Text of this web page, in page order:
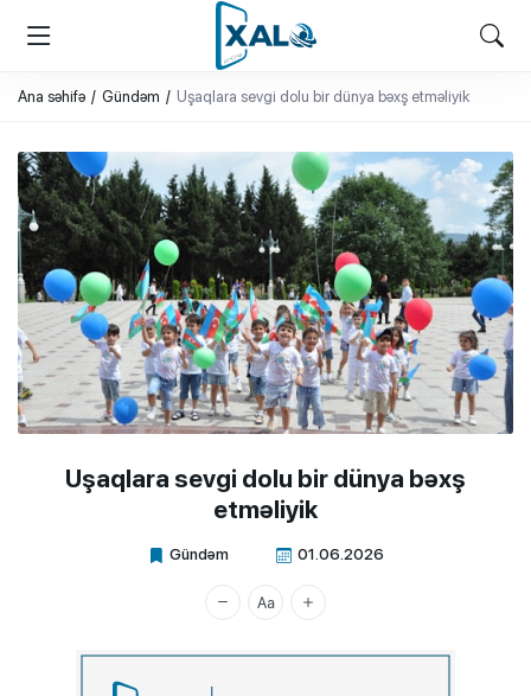
XALQ.ONLINE
ONLAYN PLATFORMA
Ana səhifə Gündəm Uşaqlara sevgi dolu bir dünya bəxş etməliyik
Uşaqlara sevgi dolu bir dünya bəxş
etməliyik
Gündəm 01.06.2026
Xalq.Online